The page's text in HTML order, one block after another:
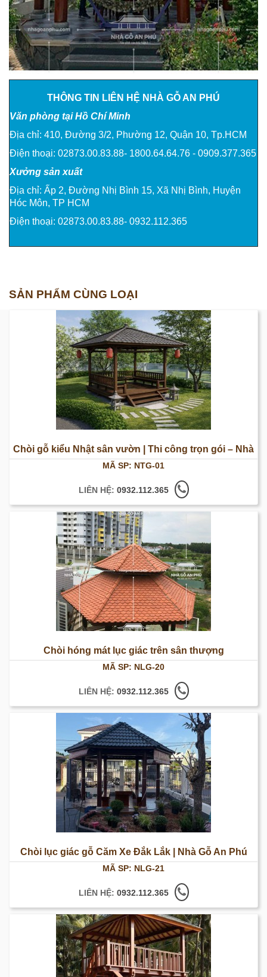
THÔNG TIN LIÊN HỆ NHÀ GỖ AN PHÚ
Văn phòng tại Hồ Chí Minh
Địa chỉ: 410, Đường 3/2, Phường 12, Quận 10, Tp.HCM
Điện thoại: 02873.00.83.88- 1800.64.64.76 - 0909.377.365
Xưởng sản xuất
Địa chỉ: Ấp 2, Đường Nhị Bình 15, Xã Nhị Bình, Huyện
Hóc Môn, TP HCM
Điện thoại: 02873.00.83.88- 0932.112.365
SẢN PHẨM CÙNG LOẠI
Chòi gỗ kiểu Nhật sân vườn | Thi công trọn gói – Nhà
MÃ SP: NTG-01
LIÊN HỆ: 0932.112.365
Chòi hóng mát lục giác trên sân thượng
MÃ SP: NLG-20
LIÊN HỆ: 0932.112.365
Chòi lục giác gỗ Căm Xe Đắk Lắk | Nhà Gỗ An Phú
MÃ SP: NLG-21
LIÊN HỆ: 0932.112.365